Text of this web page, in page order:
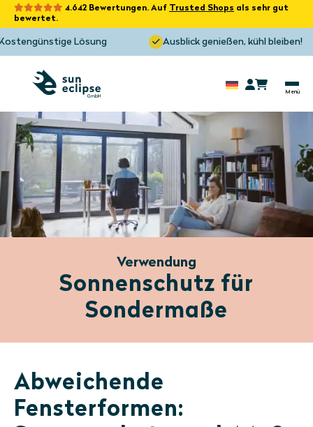
4.642 Bewertungen. Auf Trusted Shops als sehr gut
bewertet.
Lösung Ausblick genießen, kühl bleiben!
Verwendung
Sonnenschutz für
Sondermaße
Abweichende
Fensterformen: